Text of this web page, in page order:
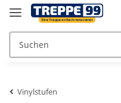
Vinylstufen